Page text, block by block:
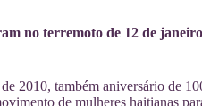
no terremoto de 12 de
2010, também aniversário de
de mulheres haitianas